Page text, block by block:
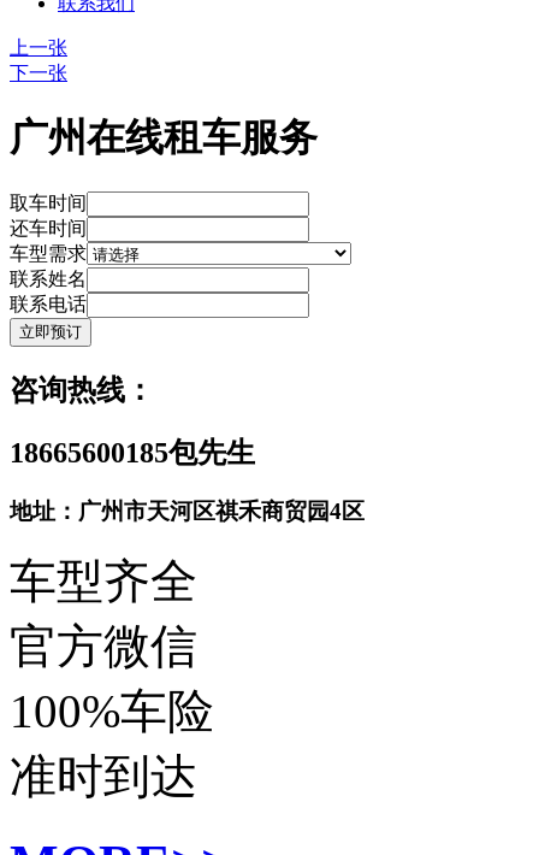
上一张
下一张
广州在线租车服务
取车时间
还车时间
车型需求
联系姓名
联系电话
咨询热线：
18665600185包先生
地址：广州市天河区祺禾商贸园4区
车型齐全
官方微信
100%车险
准时到达